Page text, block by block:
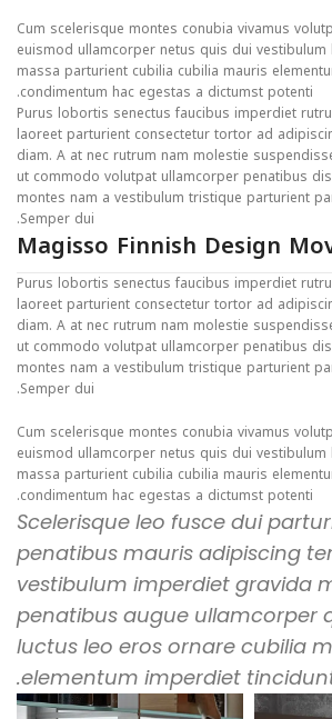
Cum scelerisque montes conubia vivamus
euismod ullamcorper netus quis dui
massa parturient cubilia cubilia mauris
condimentum hac egestas a dictumst potenti.
Purus lobortis senectus faucibus imperdiet
laoreet parturient consectetur tortor ad
diam. A at nec rutrum nam molestie
ut commodo volutpat ullamcorper penatibus
montes nam a vestibulum tristique parturient
Semper dui.
Purus lobortis senectus faucibus imperdiet
laoreet parturient consectetur tortor ad
diam. A at nec rutrum nam molestie
ut commodo volutpat ullamcorper penatibus
montes nam a vestibulum tristique parturient
Semper dui.
Cum scelerisque montes conubia vivamus
euismod ullamcorper netus quis dui
massa parturient cubilia cubilia mauris
condimentum hac egestas a dictumst potenti.
Scelerisque leo fusce dui
penatibus mauris adipiscing
vestibulum imperdiet gravida
penatibus augue ullamcorper
luctus leo eros ornare cubilia
elementum imperdiet